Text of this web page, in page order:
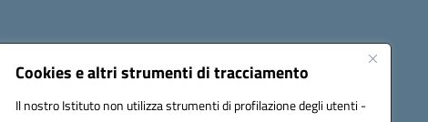
Cookies e altri strumenti di tracciamento
Il nostro Istituto non utilizza strumenti di profilazione degli utenti -